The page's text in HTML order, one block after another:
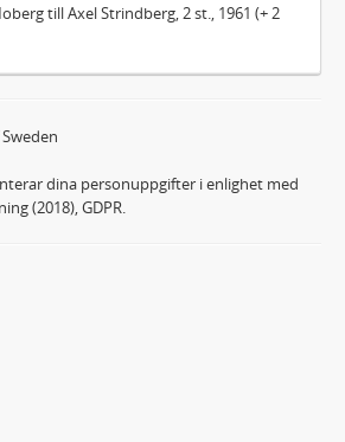
till Axel Strindberg, 2 st., 1961 (+ 2
dina personuppgifter i enlighet med
(2018), GDPR.